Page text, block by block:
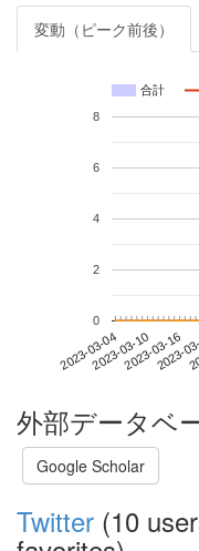
変動（ピーク前後）
合計
2023-03-042023-03-102023-03-16
2023-
0
2
4
6
8
外部データベ
Google Scholar
Twitter (10